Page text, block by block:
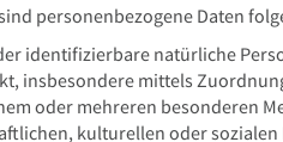
personenbezogene Daten
identifizierbare natürliche
insbesondere mittels
oder mehreren besonderen
kulturellen oder